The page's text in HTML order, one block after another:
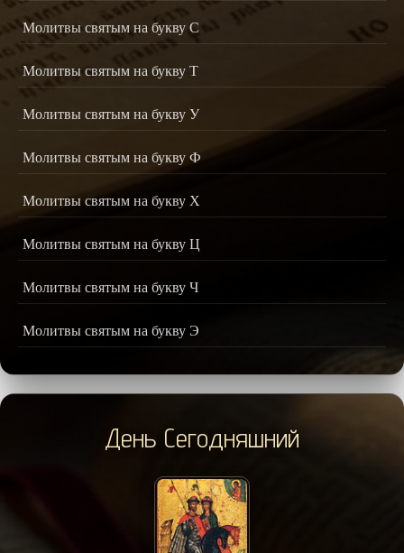
Молитвы святым на букву С
Молитвы святым на букву Т
Молитвы святым на букву У
Молитвы святым на букву Ф
Молитвы святым на букву Х
Молитвы святым на букву Ц
Молитвы святым на букву Ч
Молитвы святым на букву Э
День Сегодняшний